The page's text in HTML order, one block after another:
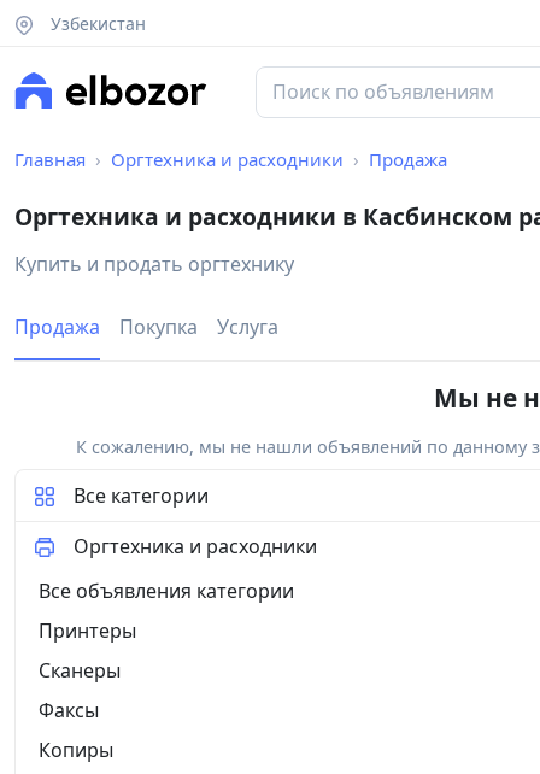
Узбекистан
Главная Оргтехника и расходники Продажа
Оргтехника и расходники в Касбинском
Купить и продать оргтехнику
Продажа Покупка Услуга
Мы не
К сожалению, мы не нашли объявлений по данному
Все категории
Оргтехника и расходники
Все объявления категории
Принтеры
Сканеры
Факсы
Копиры